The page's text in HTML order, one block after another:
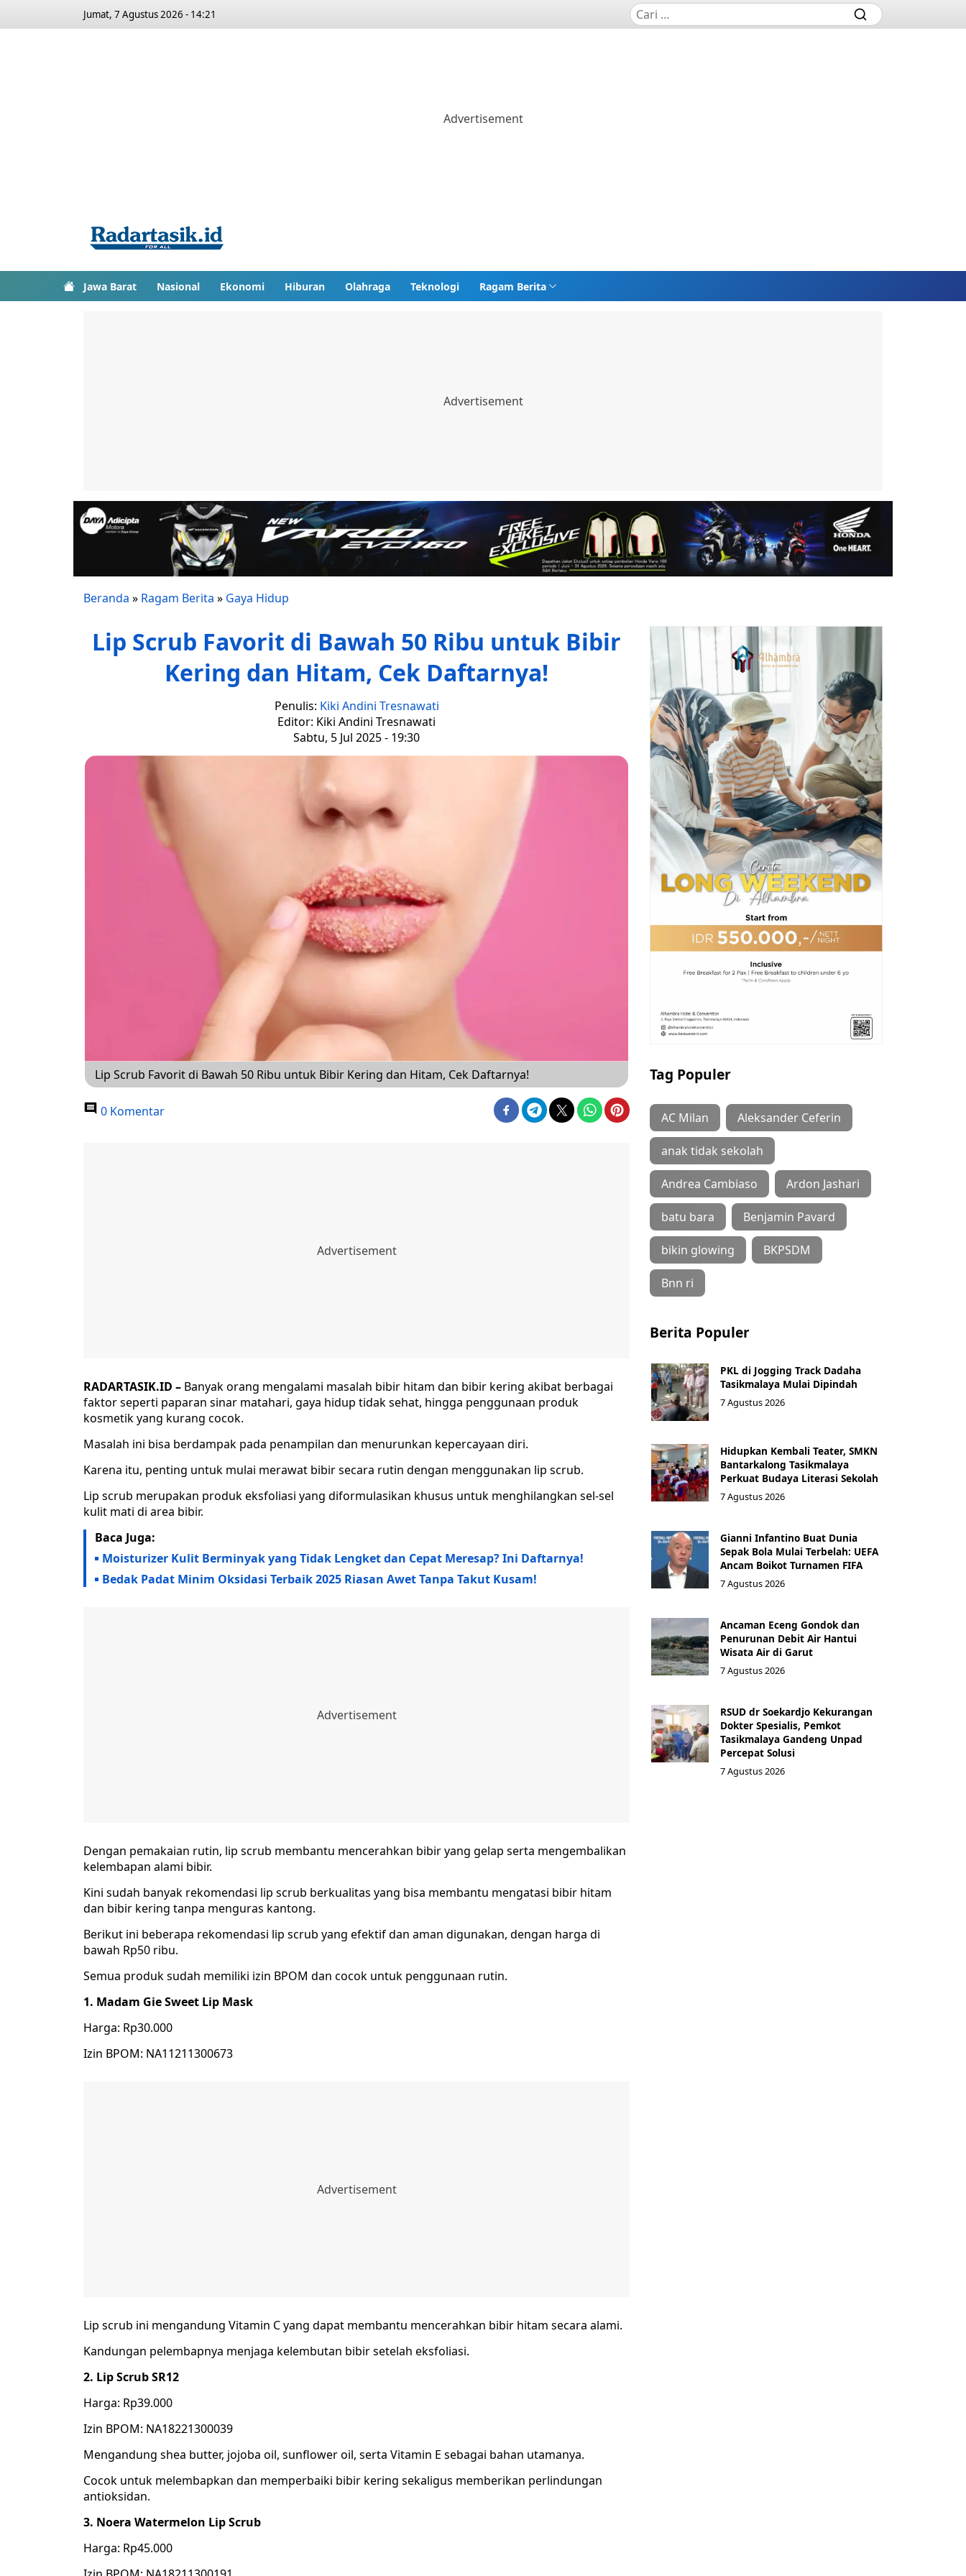
Jumat, 7 Agustus 2026 - 14:21
Jawa Barat Nasional Ekonomi Hiburan Olahraga Teknologi Ragam Berita
Beranda » Ragam Berita » Gaya Hidup
Lip Scrub Favorit di Bawah 50 Ribu untuk Bibir
Kering dan Hitam, Cek Daftarnya!
Penulis: Kiki Andini Tresnawati
Editor: Kiki Andini Tresnawati
Sabtu, 5 Jul 2025 - 19:30
Lip Scrub Favorit di Bawah 50 Ribu untuk Bibir Kering dan Hitam, Cek Daftarnya!
0 Komentar
RADARTASIK.ID – Banyak orang mengalami masalah bibir hitam dan bibir kering akibat berbagai
faktor seperti paparan sinar matahari, gaya hidup tidak sehat, hingga penggunaan produk
kosmetik yang kurang cocok.
Masalah ini bisa berdampak pada penampilan dan menurunkan kepercayaan diri.
Karena itu, penting untuk mulai merawat bibir secara rutin dengan menggunakan lip scrub.
Lip scrub merupakan produk eksfoliasi yang diformulasikan khusus untuk menghilangkan sel-sel
kulit mati di area bibir.
Baca Juga:
Moisturizer Kulit Berminyak yang Tidak Lengket dan Cepat Meresap? Ini Daftarnya!
Bedak Padat Minim Oksidasi Terbaik 2025 Riasan Awet Tanpa Takut Kusam!
Dengan pemakaian rutin, lip scrub membantu mencerahkan bibir yang gelap serta mengembalikan
kelembapan alami bibir.
Kini sudah banyak rekomendasi lip scrub berkualitas yang bisa membantu mengatasi bibir hitam
dan bibir kering tanpa menguras kantong.
Berikut ini beberapa rekomendasi lip scrub yang efektif dan aman digunakan, dengan harga di
bawah Rp50 ribu.
Semua produk sudah memiliki izin BPOM dan cocok untuk penggunaan rutin.
1. Madam Gie Sweet Lip Mask
Harga: Rp30.000
Izin BPOM: NA11211300673
Lip scrub ini mengandung Vitamin C yang dapat membantu mencerahkan bibir hitam secara alami.
Kandungan pelembapnya menjaga kelembutan bibir setelah eksfoliasi.
2. Lip Scrub SR12
Harga: Rp39.000
Izin BPOM: NA18221300039
Mengandung shea butter, jojoba oil, sunflower oil, serta Vitamin E sebagai bahan utamanya.
Cocok untuk melembapkan dan memperbaiki bibir kering sekaligus memberikan perlindungan
antioksidan.
3. Noera Watermelon Lip Scrub
Harga: Rp45.000
Tag Populer
AC Milan Aleksander Ceferin
anak tidak sekolah
Andrea Cambiaso Ardon Jashari
batu bara Benjamin Pavard
bikin glowing BKPSDM
Bnn ri
Berita Populer
PKL di Jogging Track Dadaha
Tasikmalaya Mulai Dipindah
7 Agustus 2026
Hidupkan Kembali Teater, SMKN
Bantarkalong Tasikmalaya
Perkuat Budaya Literasi Sekolah
7 Agustus 2026
Gianni Infantino Buat Dunia
Sepak Bola Mulai Terbelah: UEFA
Ancam Boikot Turnamen FIFA
7 Agustus 2026
Ancaman Eceng Gondok dan
Penurunan Debit Air Hantui
Wisata Air di Garut
7 Agustus 2026
RSUD dr Soekardjo Kekurangan
Dokter Spesialis, Pemkot
Tasikmalaya Gandeng Unpad
Percepat Solusi
7 Agustus 2026